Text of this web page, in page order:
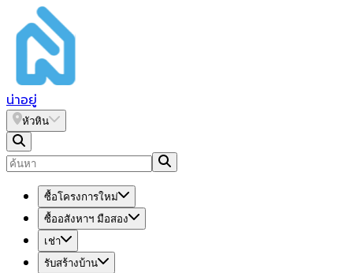
น่าอยู่
หัวหิน
ซื้อโครงการใหม่
ซื้ออสังหาฯ มือสอง
เช่า
รับสร้างบ้าน